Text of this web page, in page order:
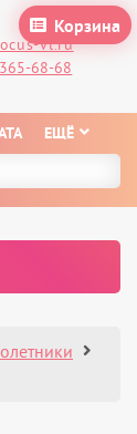
Корзина
vl.ru
68-68
ЕЩЁ